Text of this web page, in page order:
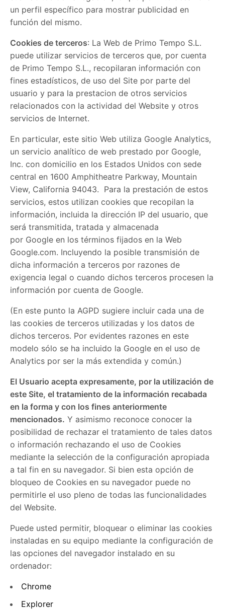
un perfil específico para mostrar publicidad en
función del mismo.
Cookies de terceros: La Web de Primo Tempo S.L.
puede utilizar servicios de terceros que, por cuenta
de Primo Tempo S.L., recopilaran información con
fines estadísticos, de uso del Site por parte del
usuario y para la prestacion de otros servicios
relacionados con la actividad del Website y otros
servicios de Internet.
En particular, este sitio Web utiliza Google Analytics,
un servicio analítico de web prestado por Google,
Inc. con domicilio en los Estados Unidos con sede
central en 1600 Amphitheatre Parkway, Mountain
View, California 94043. Para la prestación de estos
servicios, estos utilizan cookies que recopilan la
información, incluida la dirección IP del usuario, que
será transmitida, tratada y almacenada
por Google en los términos fijados en la Web
Google.com. Incluyendo la posible transmisión de
dicha información a terceros por razones de
exigencia legal o cuando dichos terceros procesen la
información por cuenta de Google.
(En este punto la AGPD sugiere incluir cada una de
las cookies de terceros utilizadas y los datos de
dichos terceros. Por evidentes razones en este
modelo sólo se ha incluido la Google en el uso de
Analytics por ser la más extendida y común.)
El Usuario acepta expresamente, por la utilización de
este Site, el tratamiento de la información recabada
en la forma y con los fines anteriormente
mencionados. Y asimismo reconoce conocer la
posibilidad de rechazar el tratamiento de tales datos
o información rechazando el uso de Cookies
mediante la selección de la configuración apropiada
a tal fin en su navegador. Si bien esta opción de
bloqueo de Cookies en su navegador puede no
permitirle el uso pleno de todas las funcionalidades
del Website.
Puede usted permitir, bloquear o eliminar las cookies
instaladas en su equipo mediante la configuración de
las opciones del navegador instalado en su
ordenador:
Chrome
Explorer